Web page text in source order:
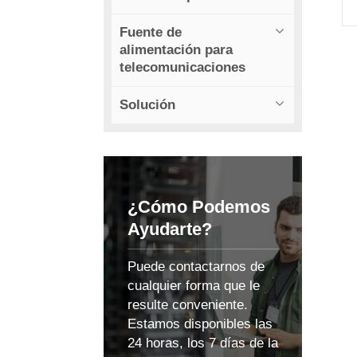
Fuente de
alimentación para
telecomunicaciones
Solución
¿Cómo Podemos
Ayudarte?
Puede contactarnos de
cualquier forma que le
resulte conveniente.
Estamos disponibles las
24 horas, los 7 días de la